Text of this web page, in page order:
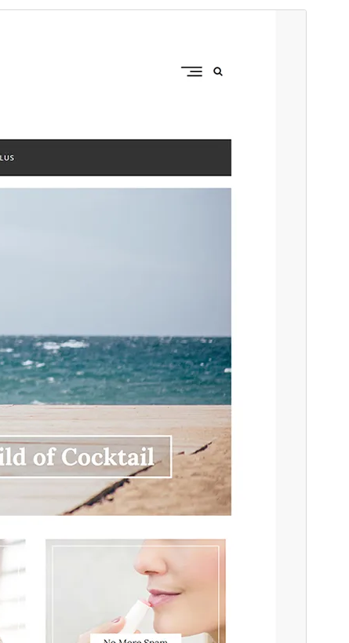
کی ماتحت تھیم ہے۔
Last updated
Active installations
WordPress version